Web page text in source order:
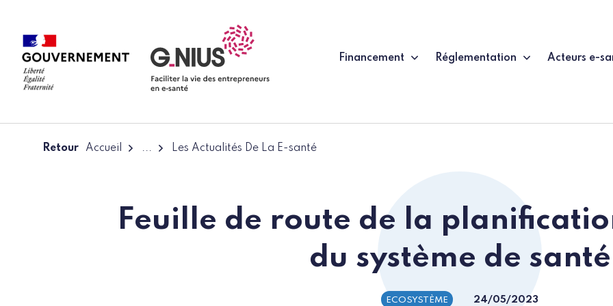
Financement Réglementation Acteurs e-
Retour Accueil ... Les Actualités De La E-santé
Feuille de route de la
du système de santé
ECOSYSTÈME 24/05/2023